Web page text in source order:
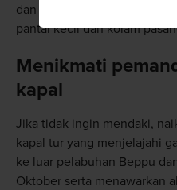
dan Batu Kannon. Saat laut
pantai kecil dan kolam
Menikmati
kapal
Jika tidak ingin mendaki,
kapal tur yang menjelajahi
ke luar pelabuhan Beppu
Oktober serta menawarkan